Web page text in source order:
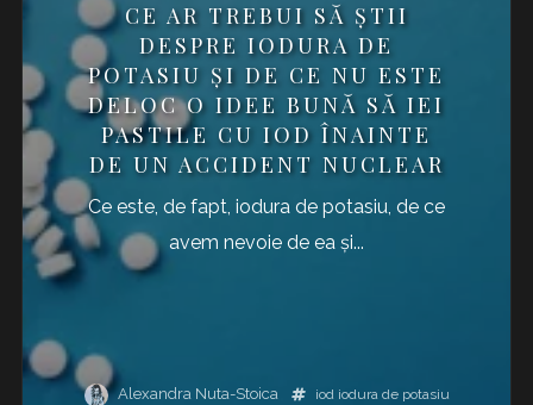
CE AR TREBUI SĂ ŞTII
DESPRE IODURA DE
POTASIU ŞI DE CE NU ESTE
DELOC O IDEE BUNĂ SĂ IEI
PASTILE CU IOD ÎNAINTE
DE UN ACCIDENT NUCLEAR
Ce este, de fapt, iodura de potasiu, de ce
avem nevoie de ea şi...
Alexandra Nuta-Stoica iod iodura de potasiu